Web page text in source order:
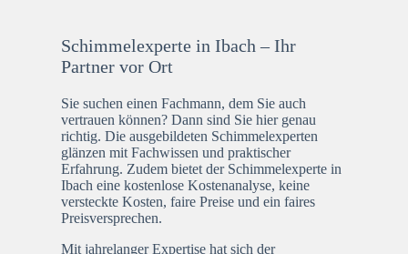
Schimmelexperte in Ibach – Ihr
Partner vor Ort
Sie suchen einen Fachmann, dem Sie auch
vertrauen können? Dann sind Sie hier genau
richtig. Die ausgebildeten Schimmelexperten
glänzen mit Fachwissen und praktischer
Erfahrung. Zudem bietet der Schimmelexperte in
Ibach eine kostenlose Kostenanalyse, keine
versteckte Kosten, faire Preise und ein faires
Preisversprechen.
Mit jahrelanger Expertise hat sich der